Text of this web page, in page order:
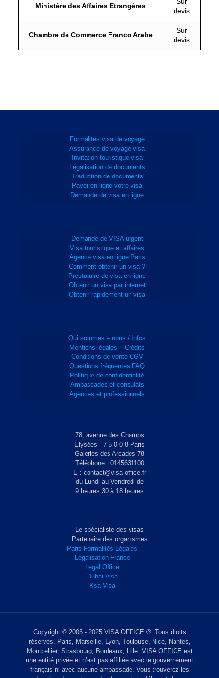
Ministère des Affaires Etrangères
Sur
devis
Chambre de Commerce Franco Arabe
Sur
devis
Formalités visa de voyage
Assurance de voyage visa
Invitation touristique visa
Légalisation de documents
Traduction de documents
Payer en ligne votre visa
Demande de visa en ligne
Demande de VISA urgent
Visa touristique et affaires
Agence visa en ligne Paris
Comment obtenir un visa ?
Prestataire de visa en ligne
Obtenir un visa par internet
Obtenir rapidement un visa
Qui sommes – nous / Infos
Mentions légales – Crédits
Conditions de vente CGV
Questions fréquentes FAQ
Politique de confidentialité
Ambassades et consulats
Agences et professionnels
78, avenue des Champs
Elysées - 7 5 0 0 8 Paris
Galeries des Arcades 78
Téléphone : 0145631100
E : contact@visa-office.fr
du Lundi au Vendredi de
9 heures 30 à 18 heures
Le spécialiste des visas
Partenaire des organismes
Paris Formalités Légales
Legalisation France
Legal Office
Dubai Visa
Ksa Visa
Copyright © 2005 - 2025 VISA OFFICE ®. Tous droits
réservés. Paris, Marseille, Lyon, Toulouse, Nice, Nantes,
Montpellier, Strasbourg, Bordeaux, Lille. VISA OFFICE est
une entité privée et n’est pas affiliée avec le gouvernement
français ni avec aucune ambassade. Vous trouverez les